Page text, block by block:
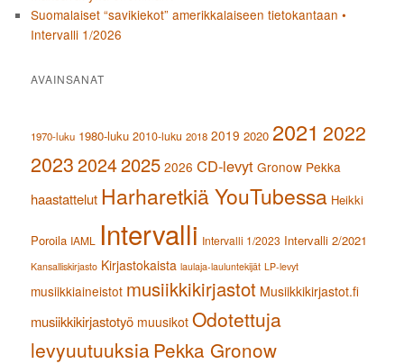
Suomalaiset “savikiekot” amerikkalaiseen tietokantaan •
Intervalli 1/2026
AVAINSANAT
1970-luku 1980-luku 2010-luku 2018 2019 2020 2021 2022
202320242025 2026 CD-levyt Gronow Pekka
haastattelut Harharetkiä YouTubessa Heikki
Poroila IAML Intervalli Intervalli 1/2023 Intervalli 2/2021
Kansalliskirjasto Kirjastokaista laulaja-lauluntekijät LP-levyt
musiikkiaineistot musiikkikirjastot Musiikkikirjastot.fi
musiikkikirjastotyö muusikot Odotettuja
levyuutuuksiaPekka Gronow